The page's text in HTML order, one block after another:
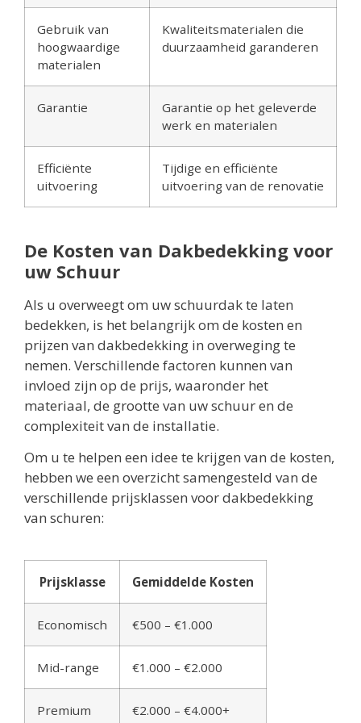
Gebruik van
hoogwaardige
materialen
Kwaliteitsmaterialen die
duurzaamheid garanderen
Garantie
Garantie op het geleverde
werk en materialen
Efficiënte
uitvoering
Tijdige en efficiënte
uitvoering van de renovatie
De Kosten van Dakbedekking voor
uw Schuur
Als u overweegt om uw schuurdak te laten
bedekken, is het belangrijk om de kosten en
prijzen van dakbedekking in overweging te
nemen. Verschillende factoren kunnen van
invloed zijn op de prijs, waaronder het
materiaal, de grootte van uw schuur en de
complexiteit van de installatie.
Om u te helpen een idee te krijgen van de kosten,
hebben we een overzicht samengesteld van de
verschillende prijsklassen voor dakbedekking
van schuren:
Prijsklasse Gemiddelde Kosten
Economisch €500 – €1.000
Mid-range €1.000 – €2.000
Premium €2.000 – €4.000+